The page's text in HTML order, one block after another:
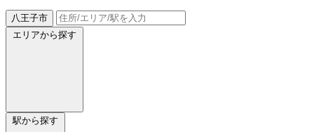
八王子市
エリアから探す
駅から探す